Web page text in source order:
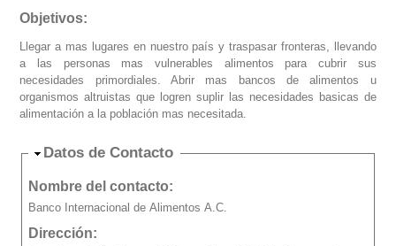
Objetivos:
Llegar a mas lugares en nuestro país y traspasar fronteras, llevando
a las personas mas vulnerables alimentos para cubrir sus
necesidades primordiales. Abrir mas bancos de alimentos u
organismos altruistas que logren suplir las necesidades basicas de
alimentación a la población mas necesitada.
Ocultar
Datos de Contacto
Nombre del contacto:
Banco Internacional de Alimentos A.C.
Dirección: